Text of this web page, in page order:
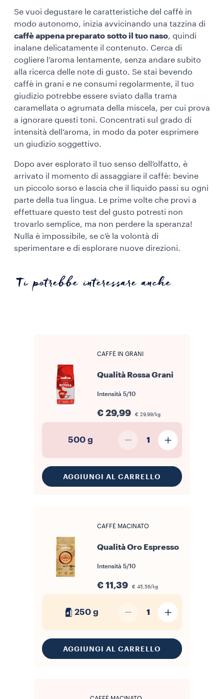
Se vuoi degustare le caratteristiche del caffè in
modo autonomo, inizia avvicinando una tazzina di
caffè appena preparato sotto il tuo naso, quindi
inalane delicatamente il contenuto. Cerca di
cogliere l’aroma lentamente, senza andare subito
alla ricerca delle note di gusto. Se stai bevendo
caffè in grani e ne consumi regolarmente, il tuo
giudizio potrebbe essere sviato dalla trama
caramellata o agrumata della miscela, per cui prova
a ignorare questi toni. Concentrati sul grado di
intensità dell’aroma, in modo da poter esprimere
un giudizio soggettivo.
Dopo aver esplorato il tuo senso dell’olfatto, è
arrivato il momento di assaggiare il caffè: bevine
un piccolo sorso e lascia che il liquido passi su ogni
parte della tua lingua. Le prime volte che provi a
effettuare questo test del gusto potresti non
trovarlo semplice, ma non perdere la speranza!
Nulla è impossibile, se c’è la volontà di
sperimentare e di esplorare nuove direzioni.
Ti potrebbe interessare anche
CAFFÈ IN GRANI
Qualità Rossa Grani
Intensità 5/10
€ 29,99 € 29,99/kg
500 g 1
AGGIUNGI AL CARRELLO
CAFFÈ MACINATO
Qualità Oro Espresso
Intensità 5/10
€ 11,39 € 45,56/kg
250 g 1
AGGIUNGI AL CARRELLO